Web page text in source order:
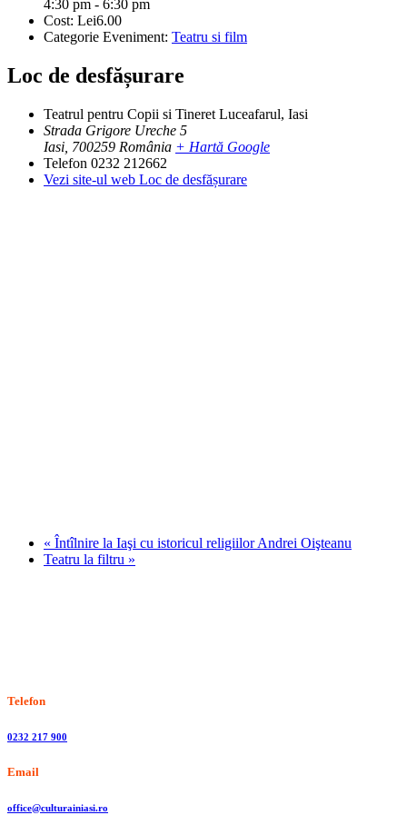
4:30 pm - 6:30 pm
Cost: Lei6.00
Categorie Eveniment: Teatru si film
Loc de desfășurare
Teatrul pentru Copii si Tineret Luceafarul, Iasi
Strada Grigore Ureche 5
Iasi 700259 România + Hartă Google
Telefon 0232 212662
Vezi site-ul web Loc de desfășurare
« Întîlnire la Iaşi cu istoricul religiilor Andrei Oişteanu
Teatru la filtru »
Telefon
0232 217 900
Email
office@culturainiasi.ro